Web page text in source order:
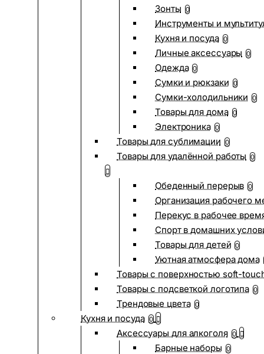
Зонты 0
Инструменты и
Кухня и посуда 0
Личные аксессуары 0
Одежда 0
Сумки и рюкзаки 0
Сумки-холодильники 0
Товары для дома 0
Электроника 0
Товары для сублимации 0
Товары для удалённой работы 0
Обеденный перерыв 0
Организация рабочего
Перекус в рабочее
Спорт в домашних
Товары для детей 0
Уютная атмосфера дома
Товары с поверхностью soft-
Товары с подсветкой логотипа 0
Трендовые цвета 0
Кухня и посуда 0
Аксессуары для алкоголя 0
Барные наборы 0